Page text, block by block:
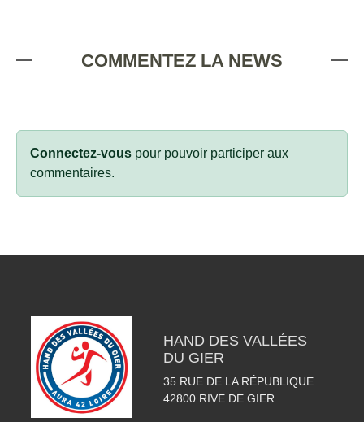
COMMENTEZ LA NEWS
Connectez-vous pour pouvoir participer aux
commentaires.
HAND DES VALLÉES
DU GIER
35 RUE DE LA RÉPUBLIQUE
42800 RIVE DE GIER